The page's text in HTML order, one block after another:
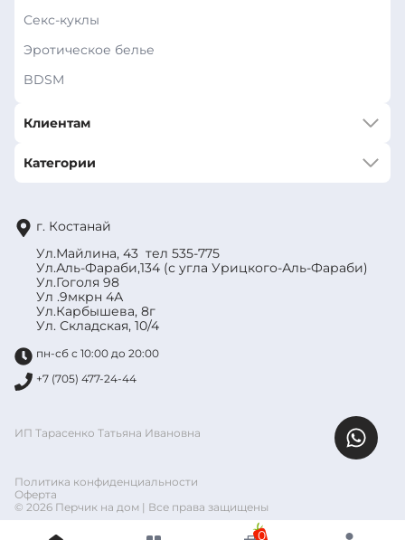
Секс-куклы
Эротическое белье
BDSM
Клиентам
Категории
г. Костанай
Ул.Майлина, 43 тел 535-775
Ул.Аль-Фараби,134 (с угла Урицкого-Аль-Фараби)
Ул.Гоголя 98
Ул .9мкрн 4А
Ул.Карбышева, 8г
Ул. Складская, 10/4
пн-сб с 10:00 до 20:00
+7 (705) 477-24-44
ИП Тарасенко Татьяна Ивановна
Политика конфиденциальности
Оферта
© 2026 Перчик на дом | Все права защищены
0